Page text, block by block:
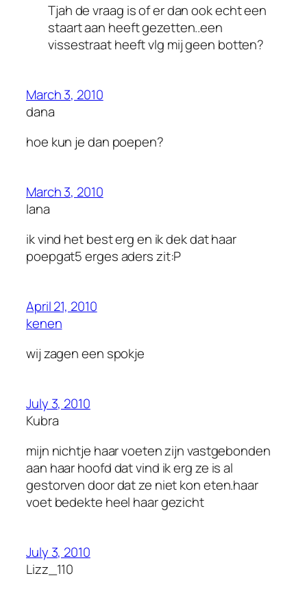
Tjah de vraag is of er dan ook echt een
staart aan heeft gezetten..een
vissestraat heeft vlg mij geen botten?
March 3, 2010
dana
hoe kun je dan poepen?
March 3, 2010
lana
ik vind het best erg en ik dek dat haar
poepgat5 erges aders zit:P
April 21, 2010
kenen
wij zagen een spokje
July 3, 2010
Kubra
mijn nichtje haar voeten zijn vastgebonden
aan haar hoofd dat vind ik erg ze is al
gestorven door dat ze niet kon eten.haar
voet bedekte heel haar gezicht
July 3, 2010
Lizz_110